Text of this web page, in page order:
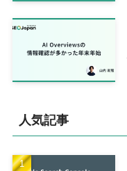
人気記事